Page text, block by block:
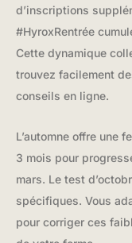
d’inscriptions
#HyroxRentrée
Cette dynamique
trouvez facilement
conseils en ligne.
L’automne offre une
3 mois pour
mars. Le test
spécifiques. Vous
pour corriger ces